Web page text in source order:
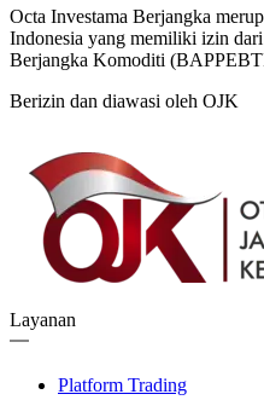
Octa Investama Berjangka
Indonesia yang memiliki izin
Berjangka Komoditi
Berizin dan diawasi oleh OJK
Layanan
Platform Trading